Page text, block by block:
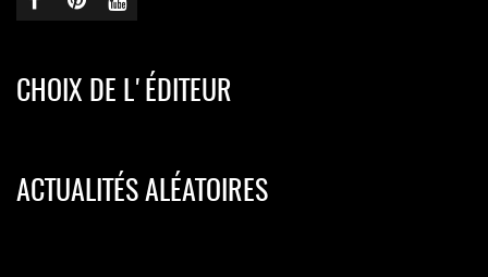
CHOIX DE L'ÉDITEUR
ACTUALITÉS ALÉATOIRES